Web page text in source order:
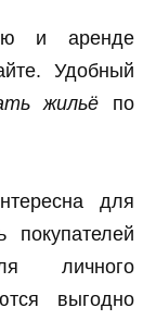
и аренде
Удобный
жильё по
для
покупателей
личного
выгодно